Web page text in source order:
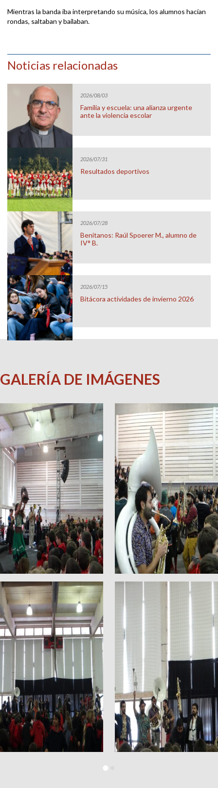
Mientras la banda iba interpretando su música, los alumnos hacían
rondas, saltaban y bailaban.
Noticias relacionadas
2026/08/03
Familia y escuela: una alianza urgente
ante la violencia escolar
2026/07/31
Resultados deportivos
2026/07/28
Benitanos: Raúl Spoerer M., alumno de
IV° B.
2026/07/15
Bitácora actividades de invierno 2026
GALERÍA DE IMÁGENES